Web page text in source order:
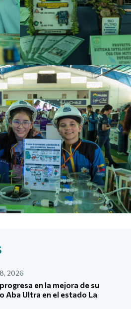
2026
en la mejora de su
Aba Ultra en el estado La